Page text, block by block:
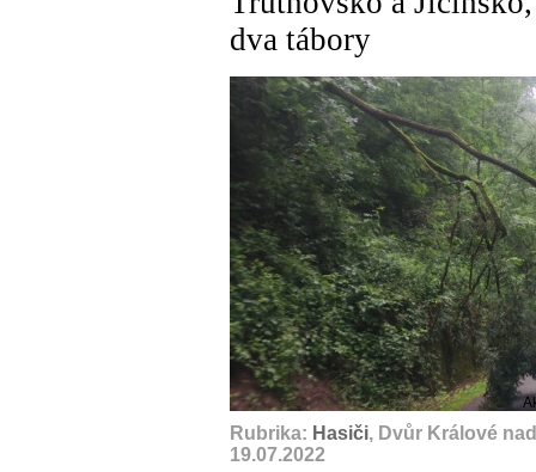
dva tábory
Rubrika: Hasiči, Dvůr Králové
19.07.2022